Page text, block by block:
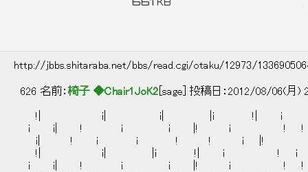
http://jbbs.shitaraba.net/bbs/read.cgi/otaku/12973/
626 名前： 椅子 ◆Chair1JoK2 [sage] 投稿日：2012/08/06(月)
!| i| i| |i !| i
i i| ! i i |! i ! !
i| ! i i ! ! i |!
!| i| |i !| i ! i
i i| ! i i |! i ! !